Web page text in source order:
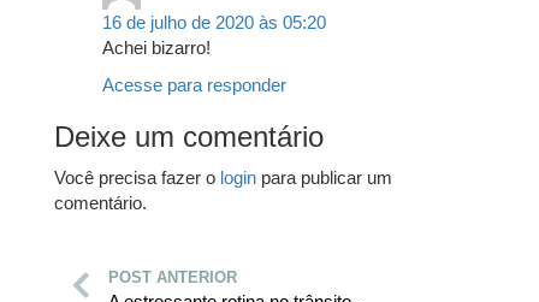
16 de julho de 2020 às 05:20
Achei bizarro!
Acesse para responder
Deixe um comentário
Você precisa fazer o login para publicar um
comentário.
POST ANTERIOR